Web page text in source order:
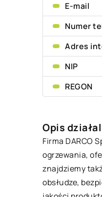
E-mail
Numer
Adres
NIP
REGON
Opis
Firma DARCO
ogrzewania,
znajdziemy
obsłudze,